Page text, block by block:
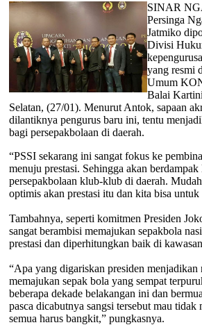
SINAR
Persinga
Jatmiko
Divisi
yang resmi
Umum
Balai
Selatan, (27/01). Menurut Antok, sapaan
dilantiknya pengurus baru ini, tentu
bagi persepakbolaan di daerah.
“PSSI sekarang ini sangat fokus ke
menuju prestasi. Sehingga akan
persepakbolaan klub-klub di daerah.
optimis akan prestasi itu dan kita bisa untuk
Tambahnya, seperti komitmen Presiden
sangat berambisi memajukan sepakbola
prestasi dan diperhitungkan baik di
“Apa yang digariskan presiden menjadikan
memajukan sepak bola yang sempat
beberapa dekade belakangan ini dan
pasca dicabutnya sangsi tersebut mau
semua harus bangkit,” pungkasnya.